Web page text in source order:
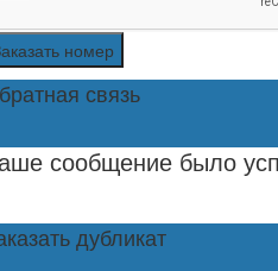
номер
связь
сообщение было
дубликат